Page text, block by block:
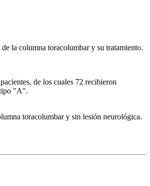
la columna toracolumbar y su tratamiento.
de los cuales 72 recibieron
tipo "A".
toracolumbar y sin lesión neurológica.